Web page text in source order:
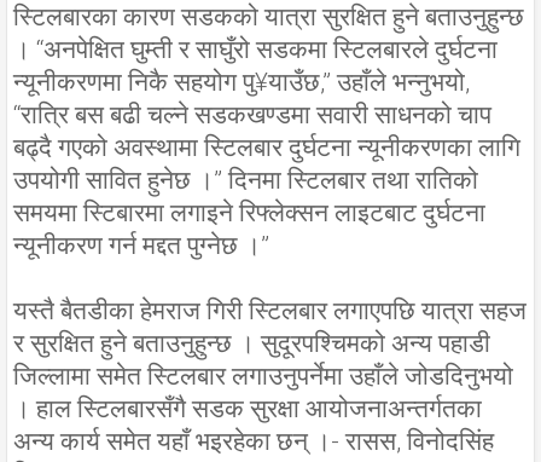
स्टिलबारका कारण सडकको यात्रा सुरक्षित हुने बताउनुहुन्छ
। “अनपेक्षित घुम्ती र साघुँरो सडकमा स्टिलबारले दुर्घटना
न्यूनीकरणमा निकै सहयोग पु¥याउँछ,” उहाँले भन्नुभयो,
“रात्रि बस बढी चल्ने सडकखण्डमा सवारी साधनको चाप
बढ्दै गएको अवस्थामा स्टिलबार दुर्घटना न्यूनीकरणका लागि
उपयोगी सावित हुनेछ ।” दिनमा स्टिलबार तथा रातिको
समयमा स्टिबारमा लगाइने रिफ्लेक्सन लाइटबाट दुर्घटना
न्यूनीकरण गर्न मद्दत पुग्नेछ ।”
यस्तै बैतडीका हेमराज गिरी स्टिलबार लगाएपछि यात्रा सहज
र सुरक्षित हुने बताउनुहुन्छ । सुदूरपश्चिमको अन्य पहाडी
जिल्लामा समेत स्टिलबार लगाउनुपर्नेमा उहाँले जोडदिनुभयो
। हाल स्टिलबारसँगै सडक सुरक्षा आयोजनाअन्तर्गतका
अन्य कार्य समेत यहाँ भइरहेका छन् ।- रासस, विनोदसिंह